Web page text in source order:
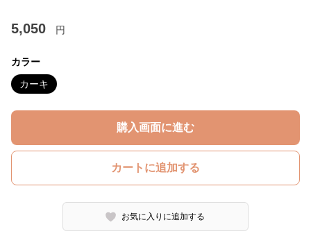
5,050 円
カラー
カーキ
購入画面に進む
カートに追加する
お気に入りに追加する